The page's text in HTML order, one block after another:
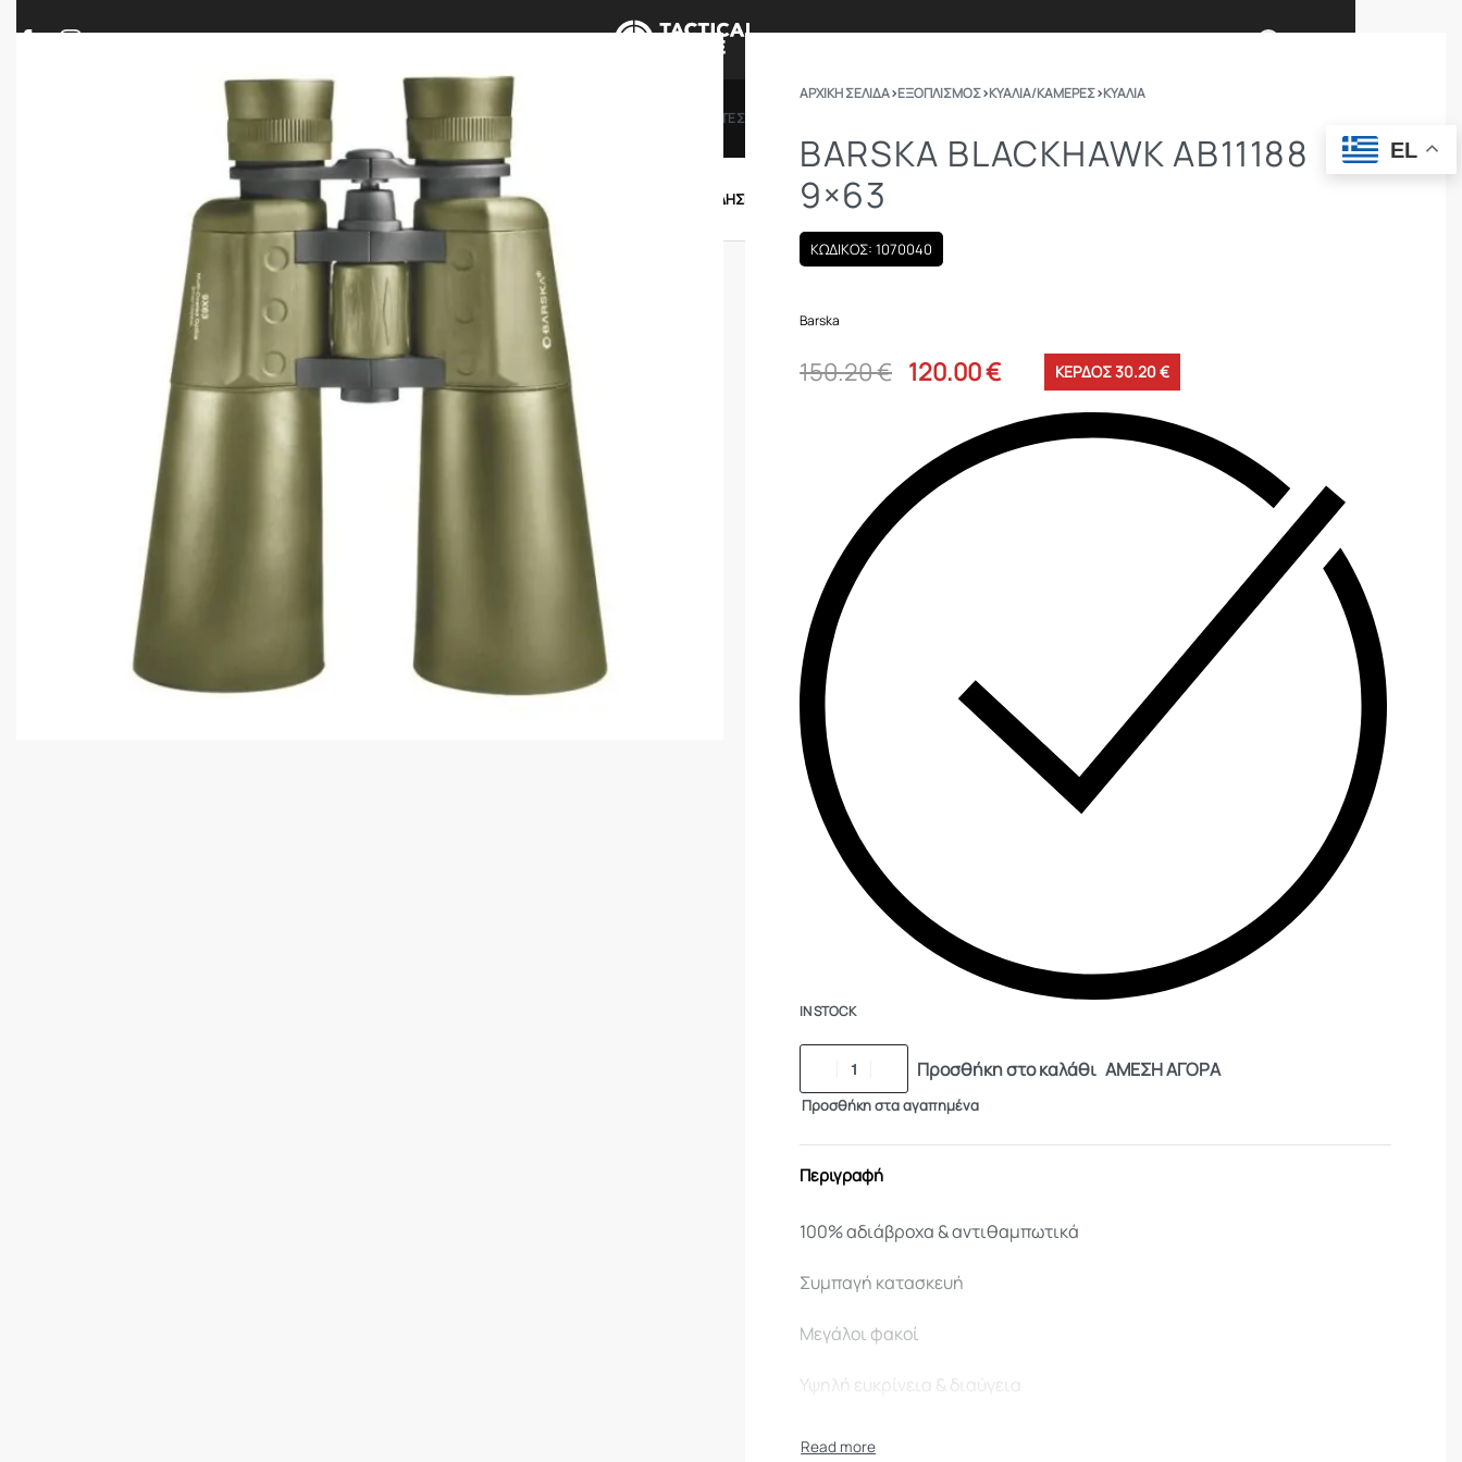
ΠΡΟΪΟΝΤΑ ΝΕΕΣ ΑΦΙΞΕΙΣ ΠΡΟΣΦΟΡΕΣ ΔΩΡΟΚΑΡΤΕΣ
ΟΠΛΑ – ΚΥΝΗΓΙ – ΣΚΟΠΟΒΟΛΗ ΑΕΡΟΒΟΛΑ – AIRSOFT ΕΝΔΥΣΗ – ΥΠΟΔΗΣΗ ΕΞΟΠΛΙΣΜΟΣ
ΑΡΧΙΚΉ ΣΕΛΊΔΑ›ΕΞΟΠΛΙΣΜΟΣ›ΚΥΆΛΙΑ/ΚΆΜΕΡΕΣ›ΚΥΆΛΙΑ
BARSKA BLACKHAWK AB11188
9×63
ΚΩΔΙΚΟΣ: 1070040
Barska
150.20€ 120.00€ ΚΕΡΔΟΣ 30.20 €
IN STOCK
Προσθήκη στο καλάθι ΑΜΕΣΗ ΑΓΟΡΑ
Προσθήκη στα αγαπημένα
Περιγραφή
100% αδιάβροχα & αντιθαμπωτικά
Συμπαγή κατασκευή
Μεγάλοι φακοί
Υψηλή ευκρίνεια & διαύγεια
Ιδανικά για επίγεια παρατήρηση & παρατήρηση άστρων
EL